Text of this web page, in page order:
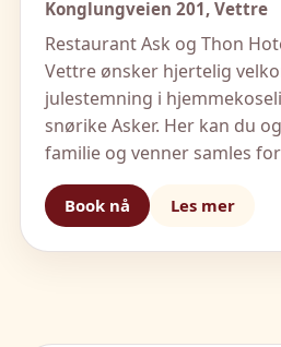
Konglungveien 201, Vettre
Restaurant Ask og Thon
Vettre ønsker hjertelig
julestemning i
snørike Asker. Her kan du
familie og venner samles
Book nå Les mer